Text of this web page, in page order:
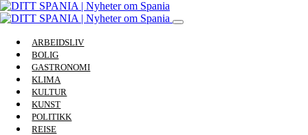
ARBEIDSLIV
BOLIG
GASTRONOMI
KLIMA
KULTUR
KUNST
POLITIKK
REISE